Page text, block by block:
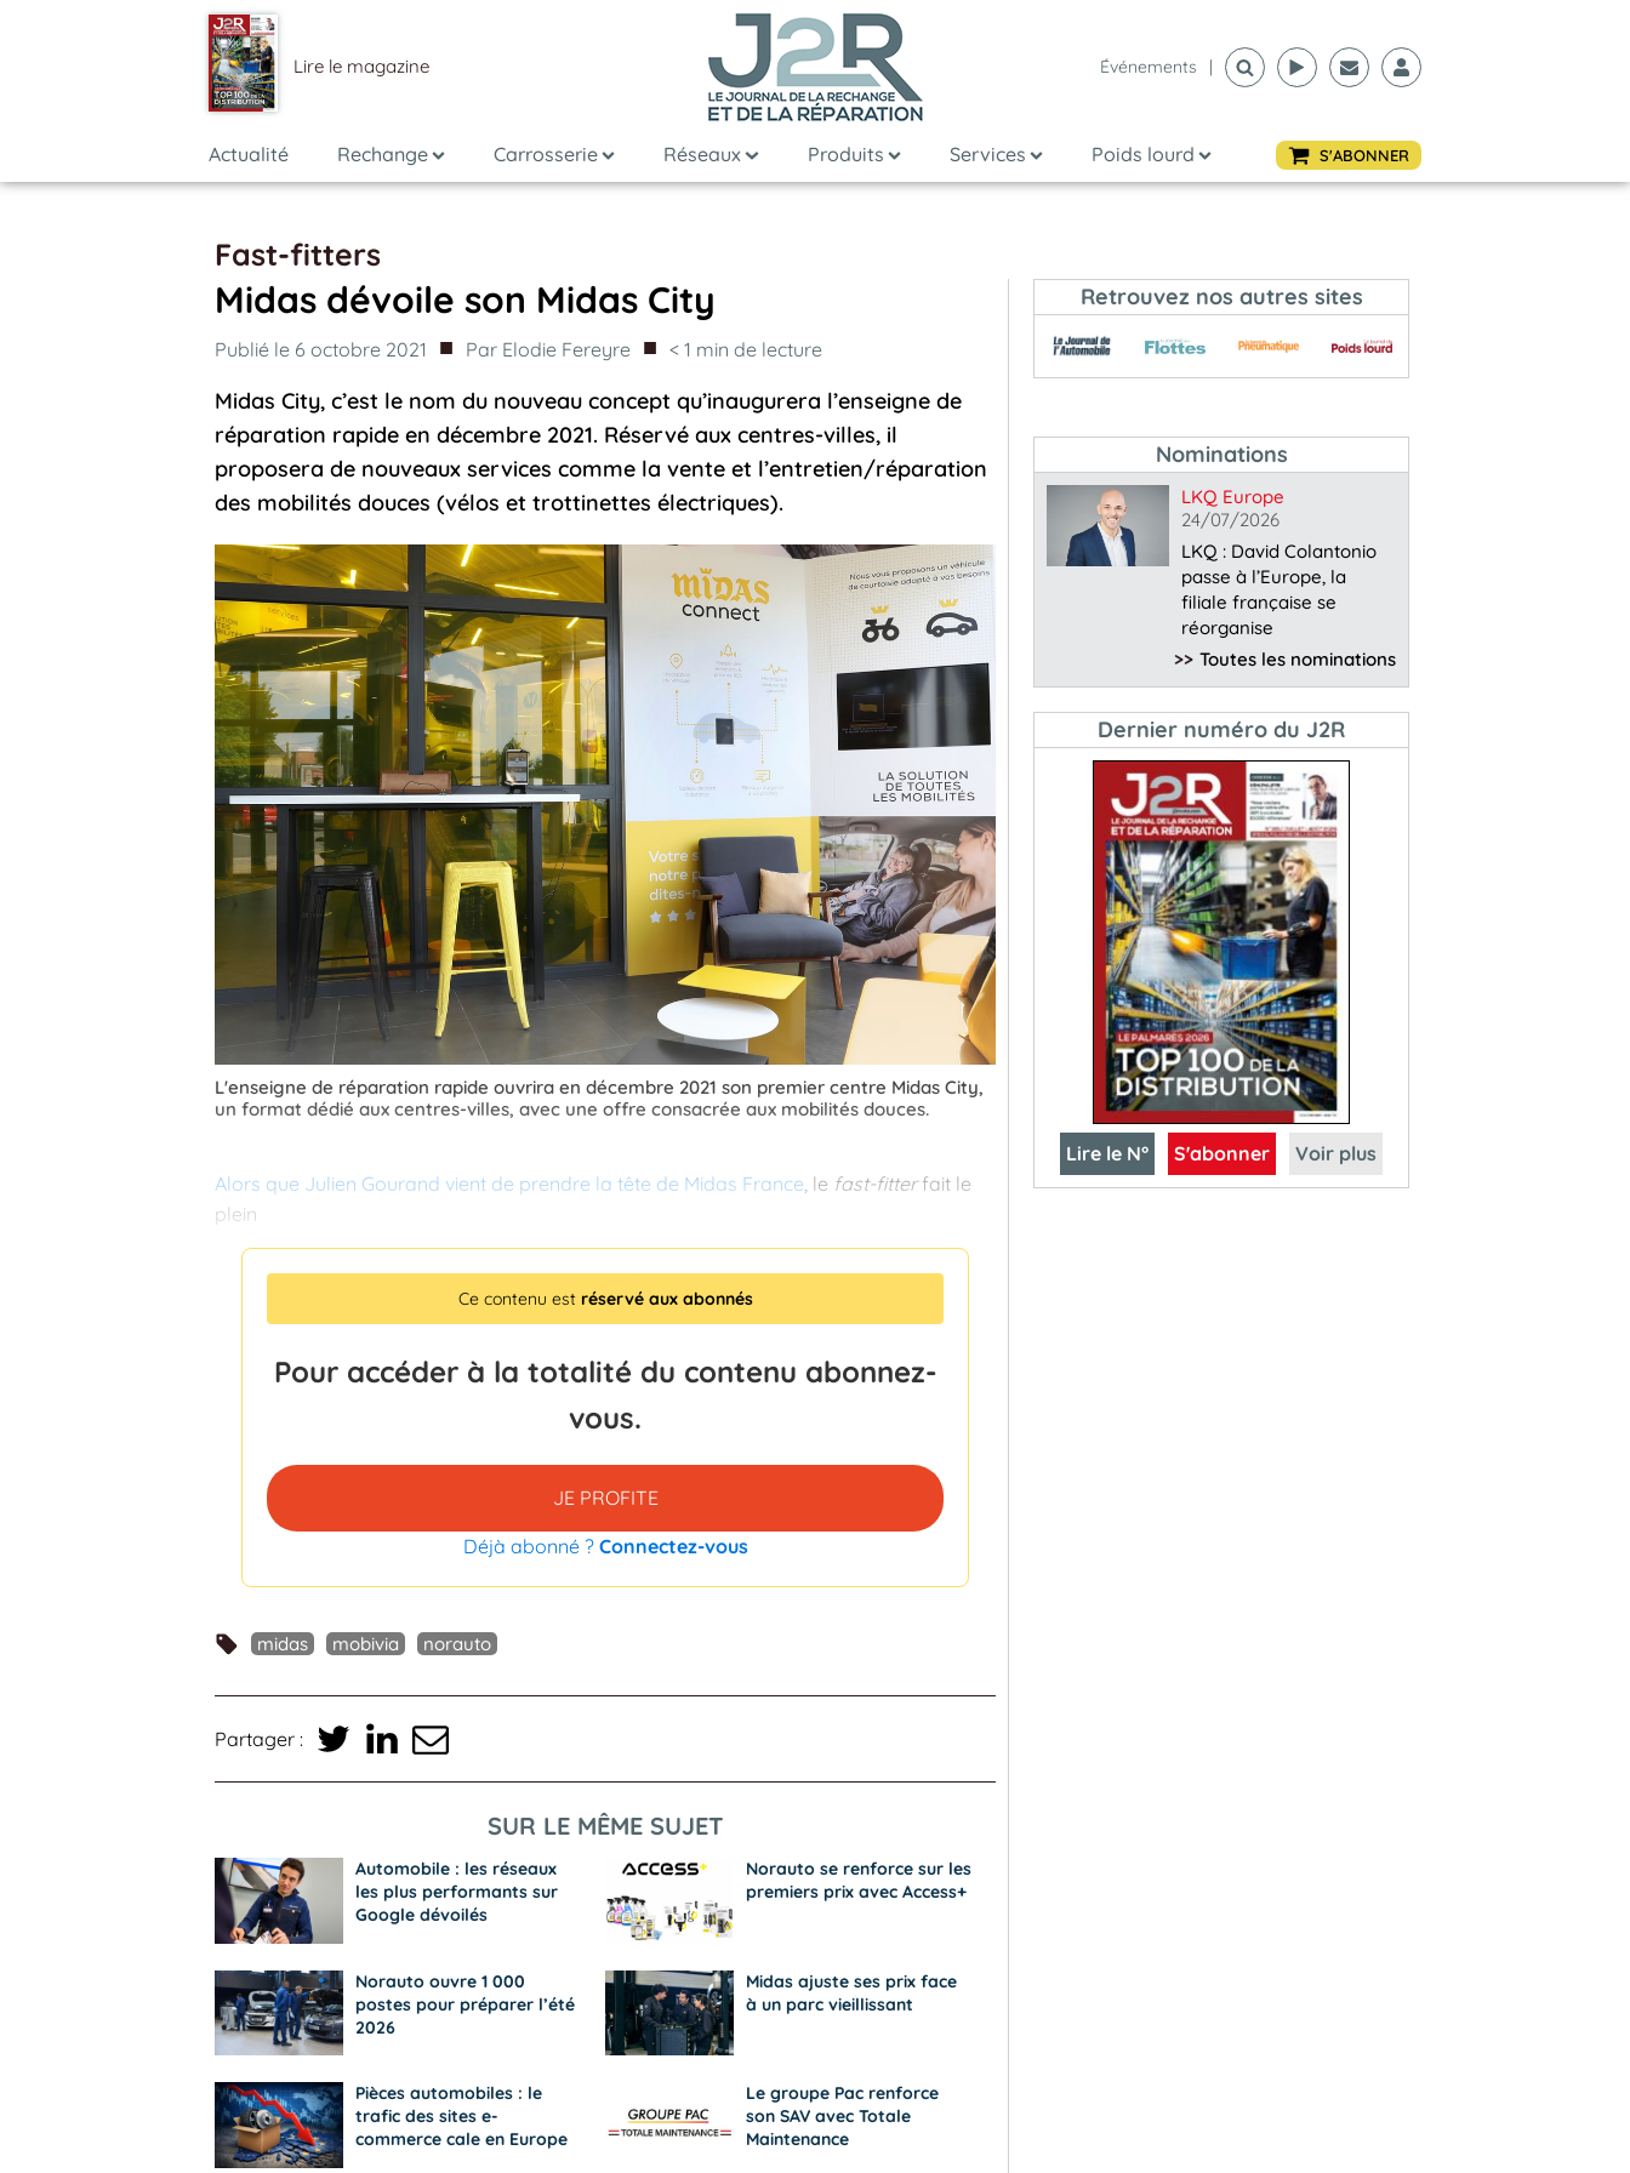
Lire le magazine Événements |
Actualité Rechange Carrosserie Réseaux Produits Services Poids lourd S'ABONNER
Fast-fitters
Midas dévoile son Midas City
Publié le 6 octobre 2021 ■ Par Elodie Fereyre ■ < 1 min de lecture
Midas City, c’est le nom du nouveau concept qu’inaugurera l’enseigne de
réparation rapide en décembre 2021. Réservé aux centres-villes, il
proposera de nouveaux services comme la vente et l’entretien/réparation
des mobilités douces (vélos et trottinettes électriques).
L'enseigne de réparation rapide ouvrira en décembre 2021 son premier centre Midas City,
un format dédié aux centres-villes, avec une offre consacrée aux mobilités douces.
Alors que Julien Gourand vient de prendre la tête de Midas France, le fast-fitterfait le
plein
Ce contenu est réservé aux abonnés
Pour accéder à la totalité du contenu abonnez-
vous.
JE PROFITE
Déjà abonné ? Connectez-vous
midas mobivia norauto
Partager :
SUR LE MÊME SUJET
Automobile : les réseaux
les plus performants sur
Google dévoilés
Norauto se renforce sur les
premiers prix avec Access+
Norauto ouvre 1 000
postes pour préparer l’été
2026
Midas ajuste ses prix face
à un parc vieillissant
Pièces automobiles : le
trafic des sites e-
commerce cale en Europe
Le groupe Pac renforce
son SAV avec Totale
Maintenance
Retrouvez nos autres sites
Nominations
LKQ Europe
24/07/2026
LKQ : David Colantonio
passe à l’Europe, la
filiale française se
réorganise
>> Toutes les nominations
Dernier numéro du J2R
Lire le N° S'abonner Voir plus